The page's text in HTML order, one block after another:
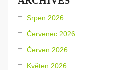
Srpen 2026
Červenec 2026
Červen 2026
Květen 2026